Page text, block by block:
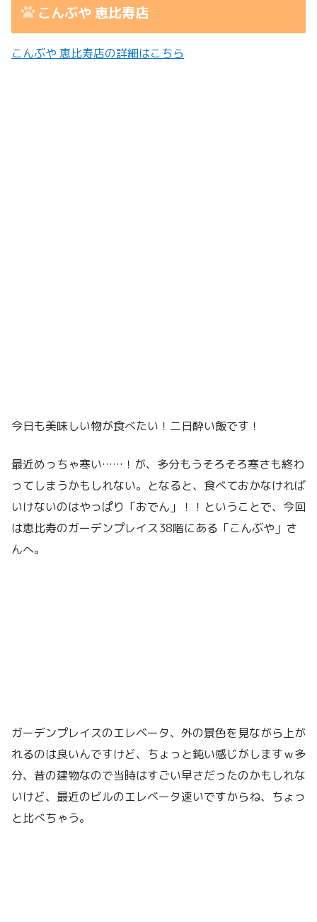
こんぶや 恵比寿店
こんぶや 恵比寿店の詳細はこちら
今日も美味しい物が食べたい！二日酔い飯です！
最近めっちゃ寒い……！が、多分もうそろそろ寒さも終わ
ってしまうかもしれない。となると、食べておかなければ
いけないのはやっぱり「おでん」！！ということで、今回
は恵比寿のガーデンプレイス38階にある「こんぶや」さ
んへ。
ガーデンプレイスのエレベータ、外の景色を見ながら上が
れるのは良いんですけど、ちょっと鈍い感じがしますｗ多
分、昔の建物なので当時はすごい早さだったのかもしれな
いけど、最近のビルのエレベータ速いですからね、ちょっ
と比べちゃう。